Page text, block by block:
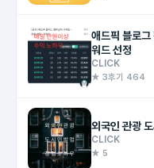
애드픽 블로그
워드 선정
CLICK
★ 3후기 464
외국인 관광
CLICK
★ 5